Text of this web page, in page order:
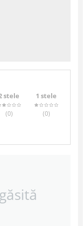
stele
(0)
1 stele
(0)